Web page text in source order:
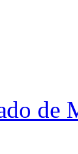
de